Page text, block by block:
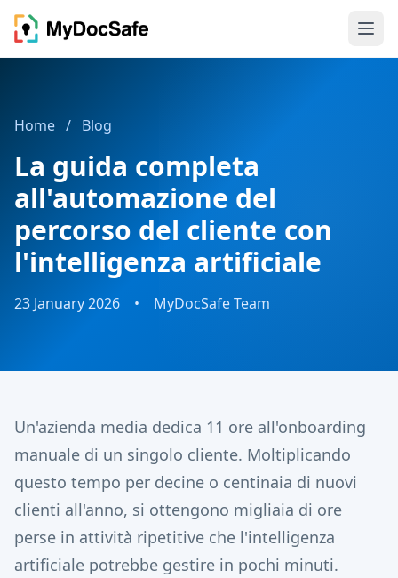
Home / Blog
La guida completa
all'automazione del
percorso del cliente con
l'intelligenza artificiale
23 January 2026 • MyDocSafe Team
Un'azienda media dedica 11 ore all'onboarding
manuale di un singolo cliente. Moltiplicando
questo tempo per decine o centinaia di nuovi
clienti all'anno, si ottengono migliaia di ore
perse in attività ripetitive che l'intelligenza
artificiale potrebbe gestire in pochi minuti.